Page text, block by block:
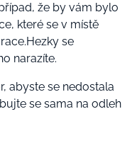
že by vám bylo
které se v místě
se
narazíte.
abyste se nedostala
se sama na odleh